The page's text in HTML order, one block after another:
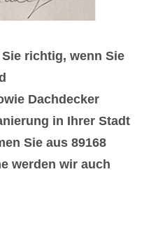
richtig, wenn Sie
Dachdecker
in Ihrer Stadt
Sie aus 89168
werden wir auch